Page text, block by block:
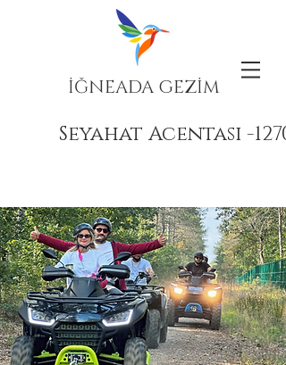
İĞNEADA GEZİM
Seyahat Acentası -